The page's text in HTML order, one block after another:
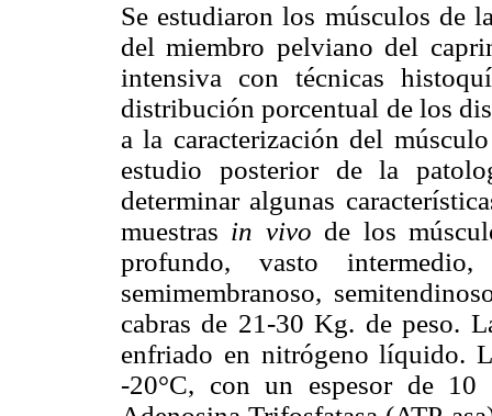
Se estudiaron los músculos de
del miembro pelviano del
intensiva con técnicas
distribución porcentual de los
a la caracterización del
estudio posterior de la
determinar algunas
muestras in vivo de los
profundo, vasto
semimembranoso,
cabras de 21-30 Kg. de peso.
enfriado en nitrógeno líquido.
-20°C, con un espesor de